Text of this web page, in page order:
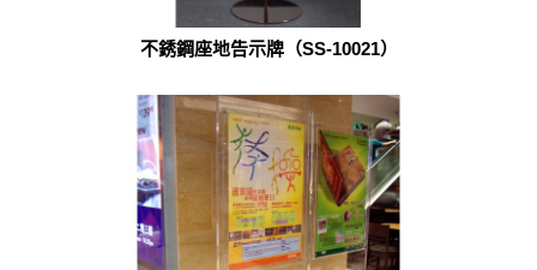
不銹鋼座地告示牌（SS-10021）